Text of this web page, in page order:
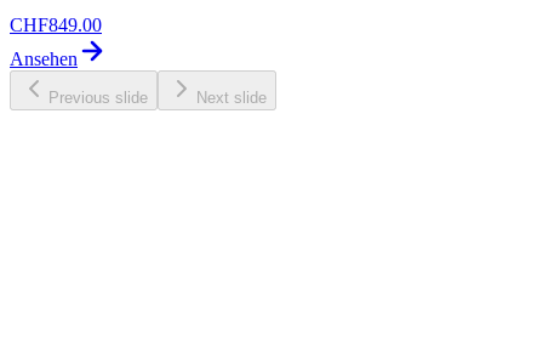
CHF849.00
Ansehen
Previous slide Next slide